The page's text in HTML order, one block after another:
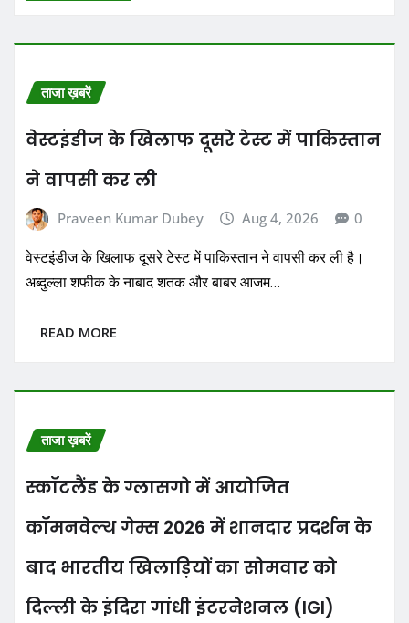
ताजा ख़बरें
वेस्टइंडीज के खिलाफ दूसरे टेस्ट में पाकिस्तान
ने वापसी कर ली
Praveen Kumar Dubey Aug 4, 2026 0
वेस्टइंडीज के खिलाफ दूसरे टेस्ट में पाकिस्तान ने वापसी कर ली है।
अब्दुल्ला शफीक के नाबाद शतक और बाबर आजम…
READ MORE
ताजा ख़बरें
स्कॉटलैंड के ग्लासगो में आयोजित
कॉमनवेल्थ गेम्स 2026 में शानदार प्रदर्शन के
बाद भारतीय खिलाड़ियों का सोमवार को
दिल्ली के इंदिरा गांधी इंटरनेशनल (IGI)